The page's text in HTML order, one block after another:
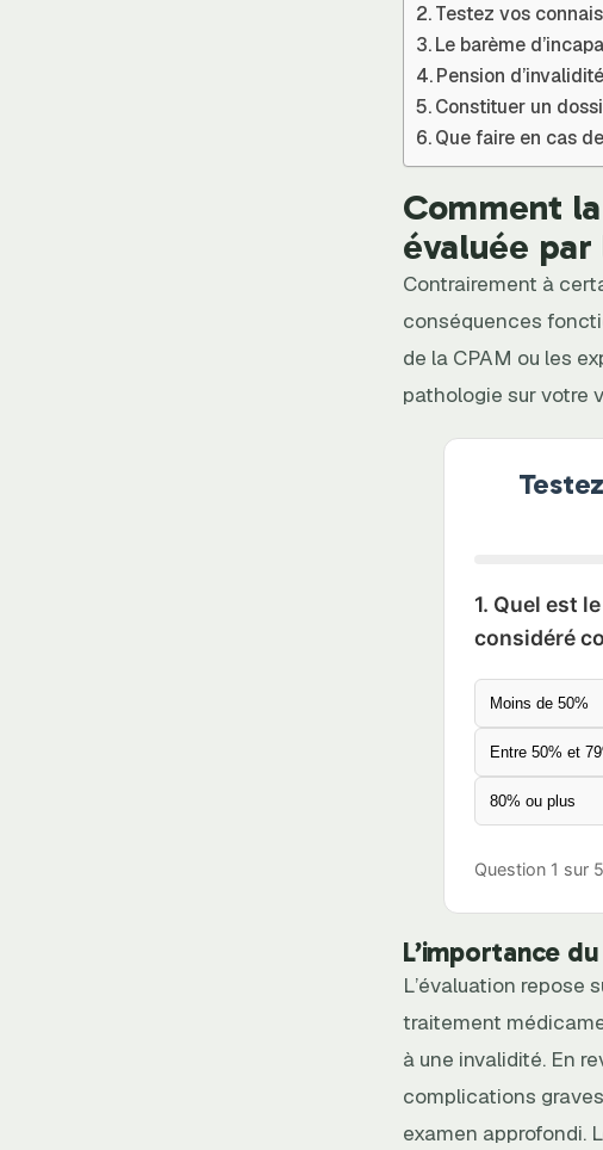
Testez vos
Le barème
Pension
Constituer un
Que faire en cas
Comment
évaluée
Contrairement à
conséquences
de la CPAM ou les
pathologie sur votre
1. Quel est
considéré
Moins de 50%
Entre 50% et
80% ou plus
Question 1 sur 5
L’importance
L’évaluation repose
traitement
à une invalidité. En
complications
examen approfondi.